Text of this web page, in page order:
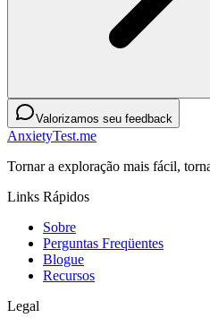
Valorizamos seu feedback
AnxietyTest.me
Tornar a exploração mais fácil,
Links Rápidos
Sobre
Perguntas Freqüentes
Blogue
Recursos
Legal